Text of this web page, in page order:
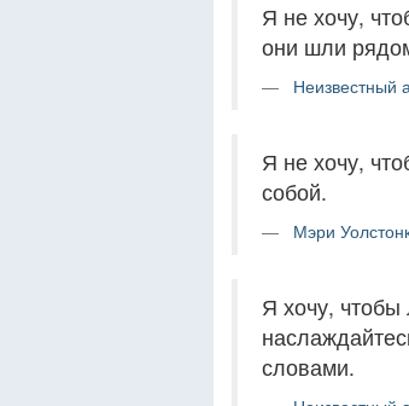
Я не хочу,
они шли
Неизвестный
Я не хочу,
собой.
Мэри
Я хочу,
словами.